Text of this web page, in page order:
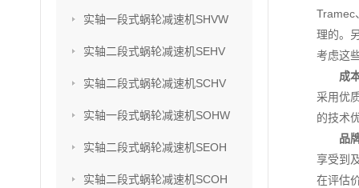
实轴一段式蜗轮减速机SHVW
实轴二段式蜗轮减速机SEHV
实轴二段式蜗轮减速机SCHV
实轴一段式蜗轮减速机SOHW
实轴二段式蜗轮减速机SEOH
实轴二段式蜗轮减速机SCOH
Tramec
理的。
考虑这
成
采用优
的技术
品
享受到
在评估